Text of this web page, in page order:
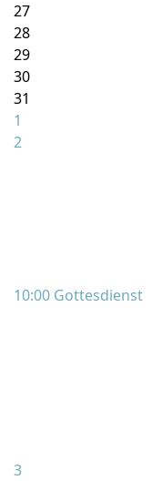
27
28
29
30
31
1
2
10:00 Gottesdienst
3